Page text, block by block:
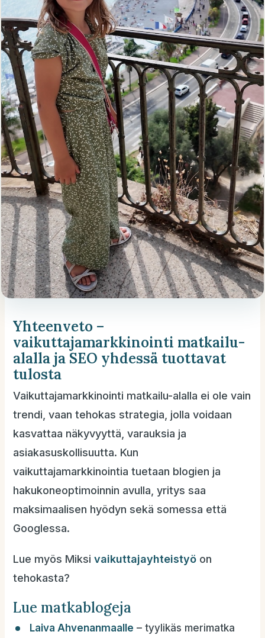
Yhteenveto –
vaikuttajamarkkinointi matkailu-
alalla ja SEO yhdessä tuottavat
tulosta
Vaikuttajamarkkinointi matkailu-alalla ei ole vain
trendi, vaan tehokas strategia, jolla voidaan
kasvattaa näkyvyyttä, varauksia ja
asiakasuskollisuutta. Kun
vaikuttajamarkkinointia tuetaan blogien ja
hakukoneoptimoinnin avulla, yritys saa
maksimaalisen hyödyn sekä somessa että
Googlessa.
Lue myös Miksivaikuttajayhteistyö on
tehokasta?
Lue matkablogeja
Laiva Ahvenanmaalle – tyylikäs merimatka